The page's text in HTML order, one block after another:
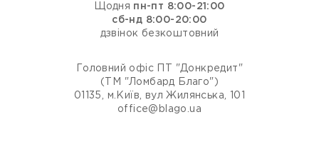
Щодня пн-пт 8:00-21:00
сб-нд 8:00-20:00
дзвінок безкоштовний
Головний офіс ПТ "Донкредит"
(ТМ "Ломбард Благо")
01135, м.Київ, вул Жилянська, 101
office@blago.ua